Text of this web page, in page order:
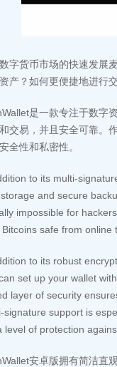
字货币市场的快速发展
产？如何更便捷地进行
是一款专注于数字
交易，并且安全可靠。
全性和私密性。
to its multi-
and secure
impossible for
safe from online
to its robust
set up your wallet
layer of security
signature support is
level of protection
安卓版拥有简洁直